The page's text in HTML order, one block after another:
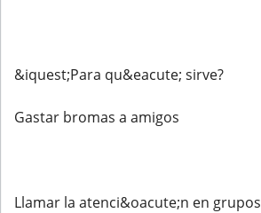
&iquest;Para qu&eacute; sirve?
Gastar bromas a amigos
Llamar la atenci&oacute;n en grupos